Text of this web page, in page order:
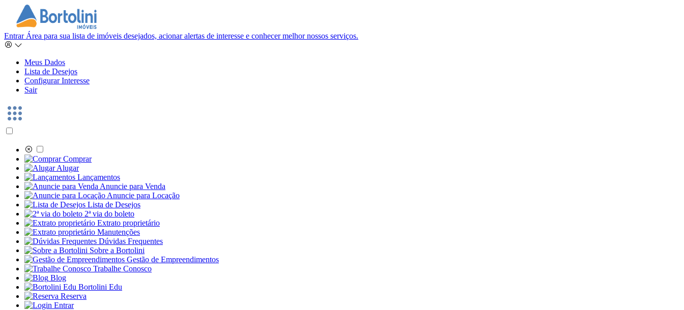
Entrar Área para sua lista de imóveis desejados, acionar alertas de interesse e conhecer melhor nossos serviços.
Meus Dados
Lista de Desejos
Configurar Interesse
Sair
Comprar
Alugar
Lançamentos
Anuncie para Venda
Anuncie para Locação
Lista de Desejos
2ª via do boleto
Extrato proprietário
Manutenções
Dúvidas Frequentes
Sobre a Bortolini
Gestão de Empreendimentos
Trabalhe Conosco
Blog
Bortolini Edu
Reserva
Entrar